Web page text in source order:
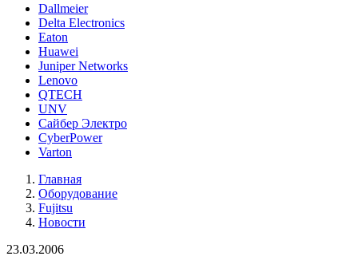
Dallmeier
Delta Electronics
Eaton
Huawei
Juniper Networks
Lenovo
QTECH
UNV
Сайбер Электро
CyberPower
Varton
Главная
Оборудование
Fujitsu
Новости
23.03.2006